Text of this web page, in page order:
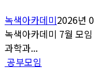
녹색아카데미2026년
녹색아카데미 7월 모
과학과...
공부모임